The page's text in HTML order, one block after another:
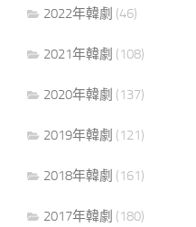
2022年韓劇 (46)
2021年韓劇 (108)
2020年韓劇 (137)
2019年韓劇 (121)
2018年韓劇 (161)
2017年韓劇 (180)